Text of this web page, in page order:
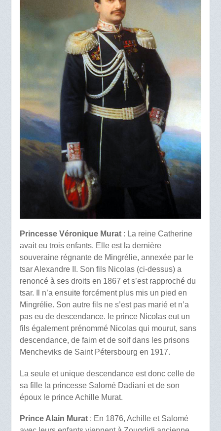
Princesse Véronique Murat: La reine Catherine
avait eu trois enfants. Elle est la dernière
souveraine régnante de Mingrélie, annexée par le
tsar Alexandre II. Son fils Nicolas (ci-dessus) a
renoncé à ses droits en 1867 et s’est rapproché du
tsar. Il n’a ensuite forcément plus mis un pied en
Mingrélie. Son autre fils ne s’est pas marié et n’a
pas eu de descendance. le prince Nicolas eut un
fils également prénommé Nicolas qui mourut, sans
descendance, de faim et de soif dans les prisons
Mencheviks de Saint Pétersbourg en 1917.
La seule et unique descendance est donc celle de
sa fille la princesse Salomé Dadiani et de son
époux le prince Achille Murat.
Prince Alain Murat: En 1876, Achille et Salomé